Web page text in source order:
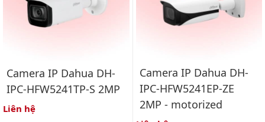
Camera IP Dahua DH-
IPC-HFW5241TP-S 2MP
Liên hệ
Camera IP Dahua DH-
IPC-HFW5241EP-ZE
2MP - motorized